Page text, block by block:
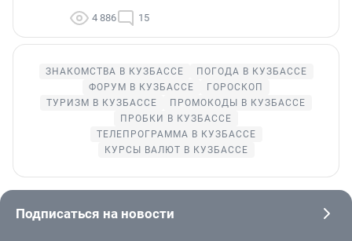
4 886 15
ЗНАКОМСТВА В КУЗБАССЕ
ПОГОДА В КУЗБАССЕ
ФОРУМ В КУЗБАССЕ
ГОРОСКОП
ТУРИЗМ В КУЗБАССЕ
ПРОМОКОДЫ В КУЗБАССЕ
ПРОБКИ В КУЗБАССЕ
ТЕЛЕПРОГРАММА В КУЗБАССЕ
КУРСЫ ВАЛЮТ В КУЗБАССЕ
Подписаться на новости